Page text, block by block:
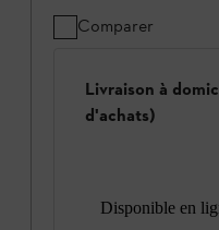
Comparer
Livraison à
d'achats)
Disponible en